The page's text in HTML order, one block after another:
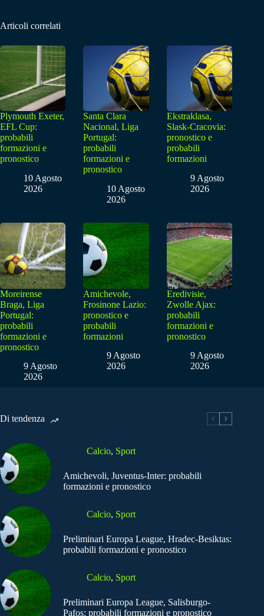
Articoli correlati
Plymouth Exeter,
EFL Cup:
probabili
formazioni e
pronostico
10 Agosto
2026
Santa Clara
Nacional, Liga
Portugal:
probabili
formazioni e
pronostico
10 Agosto
2026
Ekstraklasa,
Slask-Cracovia:
pronostico e
probabili
formazioni
9 Agosto
2026
Moreirense
Braga, Liga
Portugal:
probabili
formazioni e
pronostico
9 Agosto
2026
Amichevole,
Frosinone Lazio:
pronostico e
probabili
formazioni
9 Agosto
2026
Eredivisie,
Zwolle Ajax:
probabili
formazioni e
pronostico
9 Agosto
2026
Di tendenza
Calcio, Sport
Amichevoli, Juventus-Inter: probabili
formazioni e pronostico
Calcio, Sport
Preliminari Europa League, Hradec-Besiktas:
probabili formazioni e pronostico
Calcio, Sport
Preliminari Europa League, Salisburgo-
Pafos: probabili formazioni e pronostico